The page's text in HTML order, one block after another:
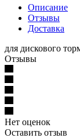
Описание
Отзывы
Доставка
для дискового
Отзывы
Нет оценок
Оставить отзыв